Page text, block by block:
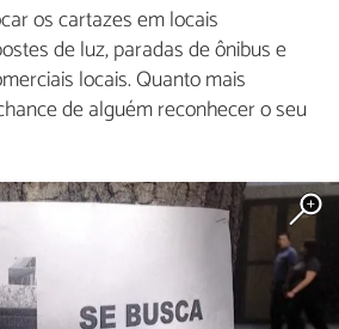
os cartazes em locais
de luz, paradas de ônibus e
locais. Quanto mais
de alguém reconhecer o seu